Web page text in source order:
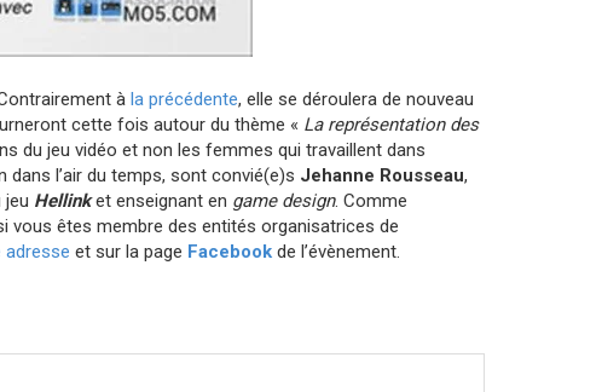
à la précédente, elle se déroulera de nouveau
cette fois autour du thème « La représentation des
du jeu vidéo et non les femmes qui travaillent dans
l’air du temps, sont convié(e)s Jehanne Rousseau,
jeu Hellink et enseignant en game design. Comme
vous êtes membre des entités organisatrices de
adresse et sur la page Facebook de l’évènement.